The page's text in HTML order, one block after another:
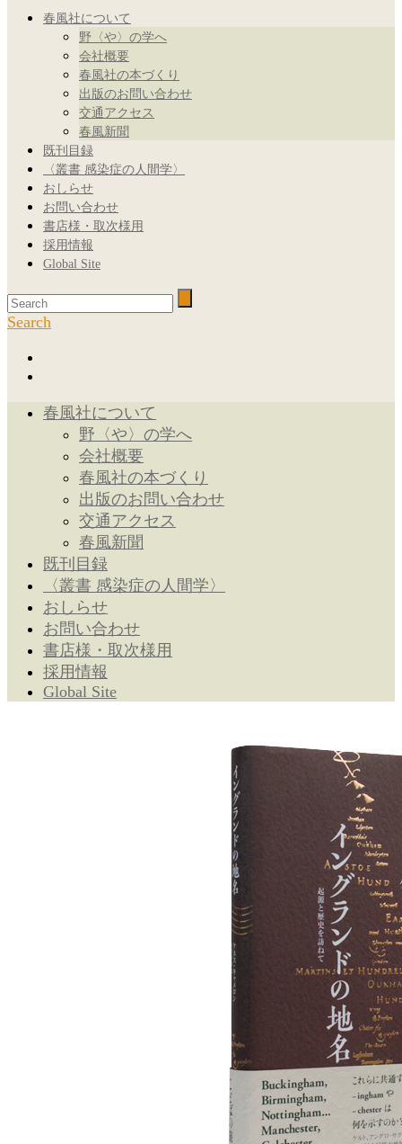
春風社について
野〈や〉の学へ
会社概要
春風社の本づくり
出版のお問い合わせ
交通アクセス
春風新聞
既刊目録
〈叢書 感染症の人間学〉
おしらせ
お問い合わせ
書店様・取次様用
採用情報
Global Site
Search
春風社について
野〈や〉の学へ
会社概要
春風社の本づくり
出版のお問い合わせ
交通アクセス
春風新聞
既刊目録
〈叢書 感染症の人間学〉
おしらせ
お問い合わせ
書店様・取次様用
採用情報
Global Site